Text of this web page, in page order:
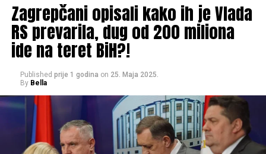
Zagrepčani opisali kako ih je Vlada
RS prevarila, dug od 200 miliona
ide na teret BiH?!
Published prije 1 godina on 25. Maja 2025.
By Bella